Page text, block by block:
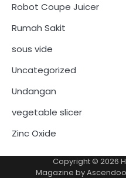
Robot Coupe Juicer
Rumah Sakit
sous vide
Uncategorized
Undangan
vegetable slicer
Zinc Oxide
Copyright © 2026
Magazine by